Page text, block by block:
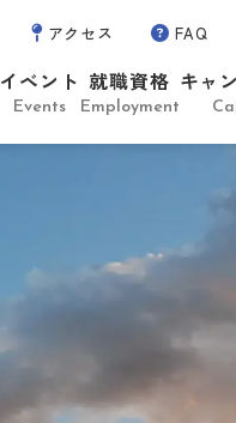
イベント
Events
就職資格
Employment
キャ
アクセス FAQ